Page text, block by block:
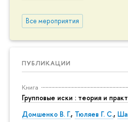
Все мероприятия
ПУБЛИКАЦИИ
Книга
Групповые иски : теория и
Домшенко В. Г., Тюляев Г. С.,